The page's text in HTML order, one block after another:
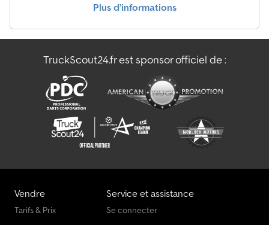
Plus d’informations
TruckScout24.fr est sponsor officiel de :
Vendre
Tarifs & Prix
Service et assistance
Se connecter